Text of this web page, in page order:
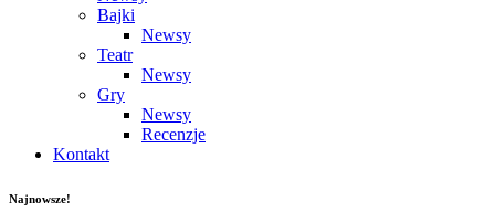
Bajki
Newsy
Teatr
Newsy
Gry
Newsy
Recenzje
Kontakt
Najnowsze!